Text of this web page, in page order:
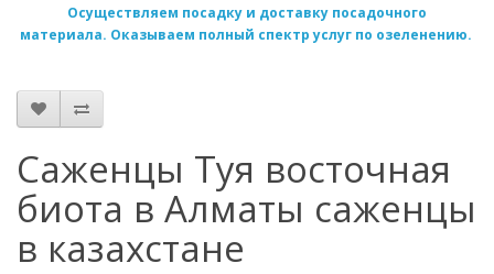
Осуществляем посадку и доставку посадочного
материала. Оказываем полный спектр услуг по озеленению.
Саженцы Туя восточная
биота в Алматы саженцы
в казахстане